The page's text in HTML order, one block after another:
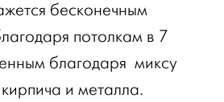
бесконечным
потолкам в 7
благодаря миксу
и металла.